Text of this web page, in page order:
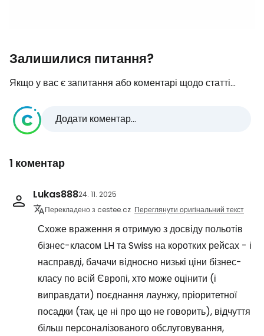
Залишилися питання?
Якщо у вас є запитання або коментарі щодо статті...
Додати коментар...
1 коментар
Lukas88824. 11. 2025
Перекладено з cestee.cz Переглянути оригінальний текст
Схоже враження я отримую з досвіду польотів
бізнес-класом LH та Swiss на коротких рейсах - і
насправді, бачачи відносно низькі ціни бізнес-
класу по всій Європі, хто може оцінити (і
виправдати) поєднання лаунжу, пріоритетної
посадки (так, це ні про що не говорить), відчуття
більш персоналізованого обслуговування,